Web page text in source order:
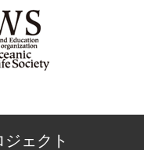
ェクト